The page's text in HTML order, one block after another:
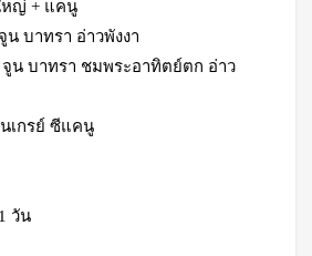
หญ่ + แคนู
น บาทรา อ่าวพังงา
จูน บาทรา ชมพระอาทิตย์ตก อ่าว
เกรย์ ซีแคนู
วัน